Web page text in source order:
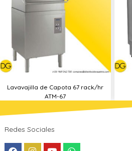
Lavavajilla de Capota 67 rack/hr
ATM-67
Redes Sociales